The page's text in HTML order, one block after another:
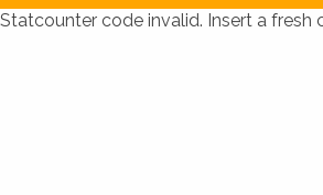
Statcounter code invalid. Insert a fresh